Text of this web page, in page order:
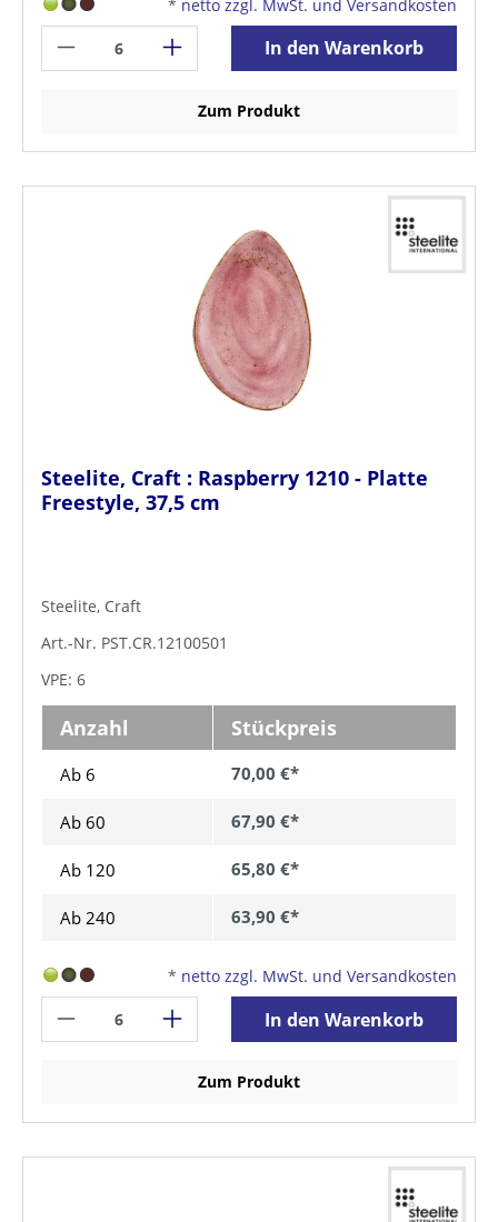
* netto zzgl. MwSt. und Versandkosten
In den Warenkorb
Zum Produkt
Steelite, Craft : Raspberry 1210 - Platte
Freestyle, 37,5 cm
Steelite, Craft
Art.-Nr. PST.CR.12100501
VPE: 6
Anzahl Stückpreis
Ab 6 70,00 €*
Ab 60 67,90 €*
Ab 120 65,80 €*
Ab 240 63,90 €*
* netto zzgl. MwSt. und Versandkosten
In den Warenkorb
Zum Produkt